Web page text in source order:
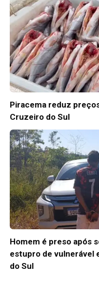
Piracema reduz
Cruzeiro do Sul
Homem é preso após
estupro de vulnerável
do Sul